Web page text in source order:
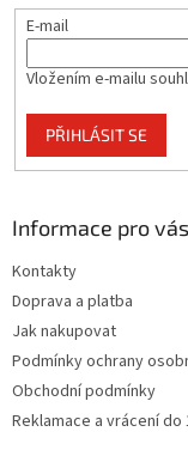
E-mail
Vložením e-mailu
PŘIHLÁSIT SE
Informace pro vás
Kontakty
Doprava a platba
Jak nakupovat
Podmínky ochrany
Obchodní podmínky
Reklamace a vrácení do